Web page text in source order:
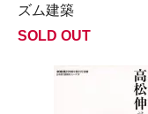
ズム建築
SOLD OUT